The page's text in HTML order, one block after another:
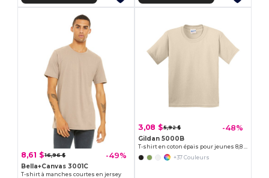
8,61 $16,96 $ -49%
Bella+Canvas 3001C
T-shirt à manches courtes en jersey
3,08 $5,92 $ -48%
Gildan 5000B
T-shirt en coton épais pour jeunes 8,8 oz
+37 Couleurs